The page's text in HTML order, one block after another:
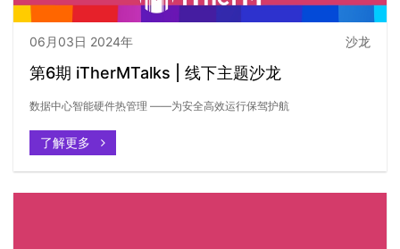
06月03日 2024年 沙龙
第6期 iTherMTalks | 线下主题沙龙
数据中心智能硬件热管理 ——为安全高效运行保驾护航
了解更多